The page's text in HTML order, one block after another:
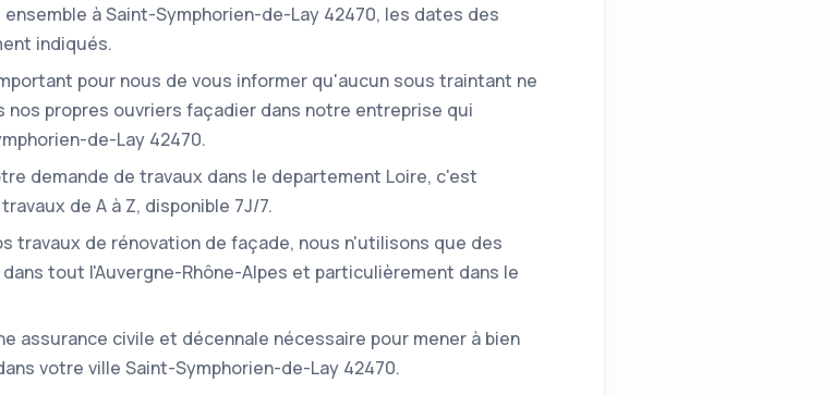
à Saint-Symphorien-de-Lay 42470, les dates des
indiqués.
pour nous de vous informer qu'aucun sous traintant ne
nos propres ouvriers façadier dans notre entreprise qui
de-Lay 42470.
demande de travaux dans le departement Loire, c'est
de A à Z, disponible 7J/7.
travaux de rénovation de façade, nous n'utilisons que des
tout l'Auvergne-Rhône-Alpes et particulièrement dans le
assurance civile et décennale nécessaire pour mener à bien
votre ville Saint-Symphorien-de-Lay 42470.